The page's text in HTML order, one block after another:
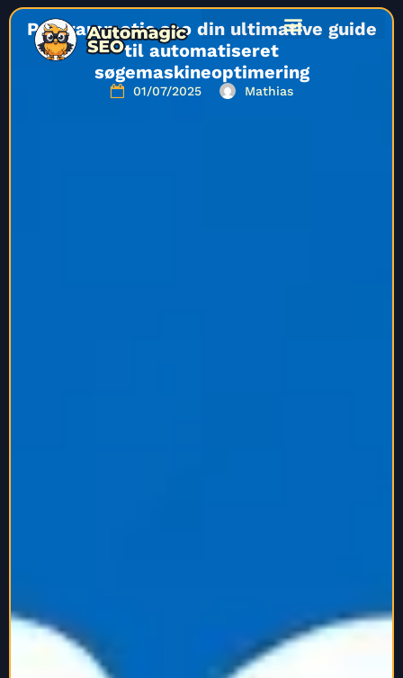
Programmatic seo din ultimative guide
til automatiseret
søgemaskineoptimering
01/07/2025 Mathias